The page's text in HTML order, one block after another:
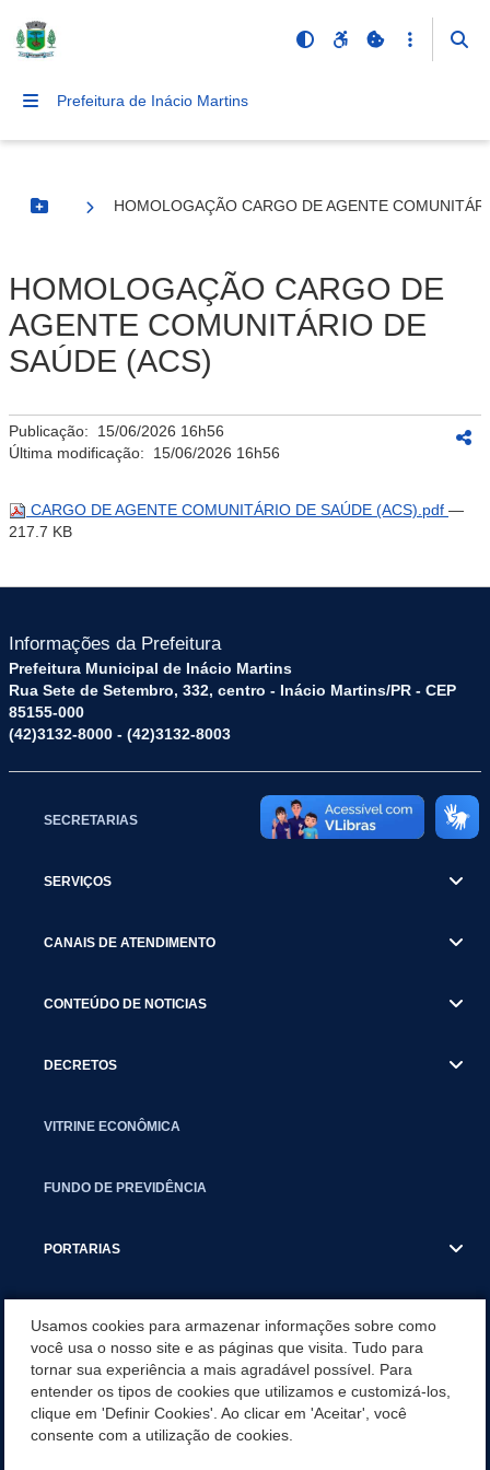
Prefeitura de Inácio Martins
Botão Menu
HOMOLOGAÇÃO CARGO DE AGENTE
HOMOLOGAÇÃO CARGO DE
AGENTE COMUNITÁRIO DE
SAÚDE (ACS)
Publicação: 15/06/2026 16h56
Última modificação: 15/06/2026 16h56
CARGO DE AGENTE COMUNITÁRIO DE SAÚDE (ACS).pdf —
217.7 KB
Informações da Prefeitura
Prefeitura Municipal de Inácio Martins
Rua Sete de Setembro, 332, centro - Inácio Martins/PR - CEP
85155-000
(42)3132-8000 - (42)3132-8003
SECRETARIAS
SERVIÇOS
CANAIS DE ATENDIMENTO
CONTEÚDO DE NOTICIAS
DECRETOS
VITRINE ECONÔMICA
FUNDO DE PREVIDÊNCIA
PORTARIAS
CONCURSO/PSS/CONVOCAÇÃO
INCENTIVOS PÚBLICOS À PROJETOS CULTURAIS - INÁCIO
MARTINS PR
Usamos cookies para armazenar informações sobre como
você usa o nosso site e as páginas que visita. Tudo para
tornar sua experiência a mais agradável possível. Para
entender os tipos de cookies que utilizamos e customizá-los,
clique em 'Definir Cookies'. Ao clicar em 'Aceitar', você
consente com a utilização de cookies.